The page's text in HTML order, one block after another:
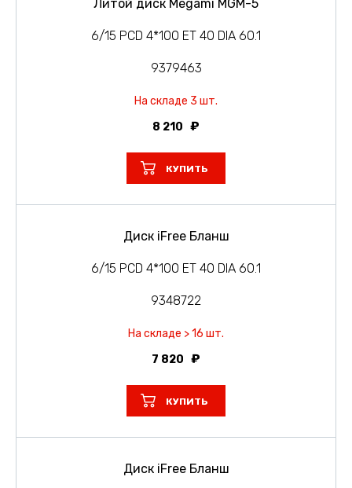
Литой диск Megami MGM-5
6/15 PCD 4*100 ET 40 DIA 60.1
9379463
На складе 3 шт.
8 210
КУПИТЬ
Диск iFree Бланш
6/15 PCD 4*100 ET 40 DIA 60.1
9348722
На складе > 16 шт.
7 820
КУПИТЬ
Диск iFree Бланш